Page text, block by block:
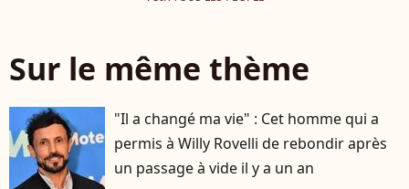
Sur le même thème
"Il a changé ma vie" : Cet homme qui a
permis à Willy Rovelli de rebondir après
un passage à vide il y a un an